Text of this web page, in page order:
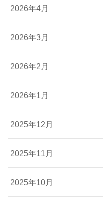
2026年4月
2026年3月
2026年2月
2026年1月
2025年12月
2025年11月
2025年10月